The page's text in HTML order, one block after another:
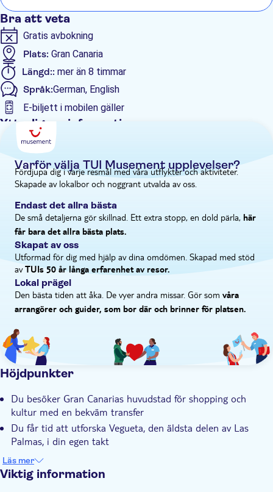
Bra att veta
Gratis avbokning
Plats: Gran Canaria
Längd:: mer än 8 timmar
Språk:German, English
E-biljett i mobilen gäller
Ytterligare information
Omedelbar bekräftelse
Elektronisk biljett
Transport från hotellet
Varför välja TUI Musement upplevelser?
Fördjupa dig i varje resmål med våra utflykter och aktiviteter.
Skapade av lokalbor och noggrant utvalda av oss.
Endast det allra bästa
De små detaljerna gör skillnad. Ett extra stopp, en dold pärla, här
får bara det allra bästa plats.
Skapat av oss
Utformad för dig med hjälp av dina omdömen. Skapad med stöd
av TUIs 50 år långa erfarenhet av resor.
Lokal prägel
Den bästa tiden att åka. De vyer andra missar. Gör som våra
arrangörer och guider, som bor där och brinner för platsen.
Höjdpunkter
Du besöker Gran Canarias huvudstad för shopping och
kultur med en bekväm transfer
Du får tid att utforska Vegueta, den äldsta delen av Las
Palmas, i din egen takt
Du kan shoppa souvenirer medan du strosar omkring i
gamla stadens pittoreska gränder
Läs mer
Viktig information